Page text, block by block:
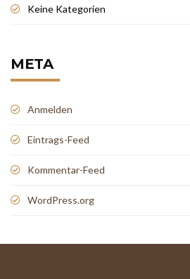
Keine Kategorien
META
Anmelden
Eintrags-Feed
Kommentar-Feed
WordPress.org